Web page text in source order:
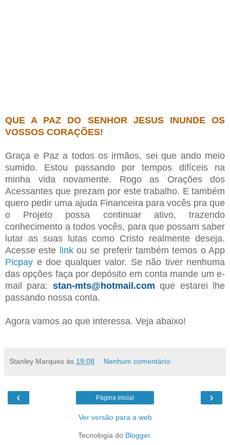
QUE A PAZ DO SENHOR JESUS INUNDE OS
VOSSOS CORAÇÕES!
Graça e Paz a todos os irmãos, sei que ando meio
sumido. Estou passando por tempos difíceis na
minha vida novamente. Rogo as Orações dos
Acessantes que prezam por este trabalho. E também
quero pedir uma ajuda Financeira para vocês pra que
o Projeto possa continuar ativo, trazendo
conhecimento a todos vocês, para que possam saber
lutar as suas lutas como Cristo realmente deseja.
Acesse este linkou se preferir também temos o App
Picpay e doe qualquer valor. Se não tiver nenhuma
das opções faça por depósito em conta mande um e-
mail para: stan-mts@hotmail.com que estarei lhe
passando nossa conta.
Agora vamos ao que interessa. Veja abaixo!
Stanley Marques às 19:08 Nenhum comentário:
‹ ›
Página inicial
Ver versão para a web
Tecnologia do Blogger.